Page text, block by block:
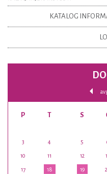
KATALOG
P T S
3 4 5
10 11 12
17 18 19